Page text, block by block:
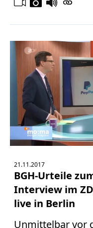
21.11.2017
BGH-Urteile
Interview im
live in Berlin
Unmittelbar vor